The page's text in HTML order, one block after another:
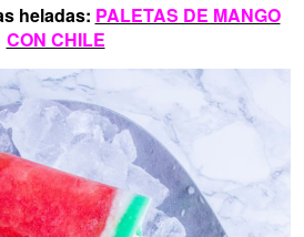
heladas: PALETAS DE MANGO
CON CHILE